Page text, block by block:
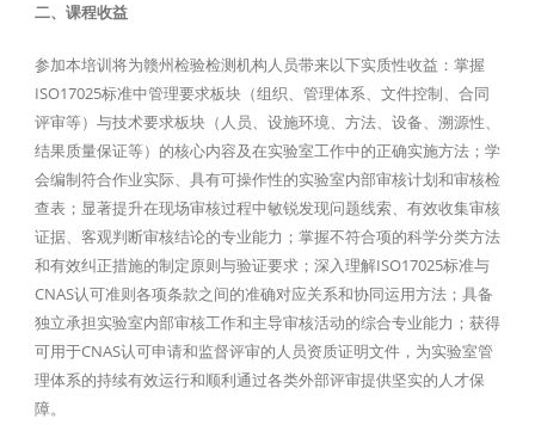
二、课程收益
参加本培训将为赣州检验检测机构人员带来以下实质性收益：掌握
ISO17025标准中管理要求板块（组织、管理体系、文件控制、合同
评审等）与技术要求板块（人员、设施环境、方法、设备、溯源性、
结果质量保证等）的核心内容及在实验室工作中的正确实施方法；学
会编制符合作业实际、具有可操作性的实验室内部审核计划和审核检
查表；显著提升在现场审核过程中敏锐发现问题线索、有效收集审核
证据、客观判断审核结论的专业能力；掌握不符合项的科学分类方法
和有效纠正措施的制定原则与验证要求；深入理解ISO17025标准与
CNAS认可准则各项条款之间的准确对应关系和协同运用方法；具备
独立承担实验室内部审核工作和主导审核活动的综合专业能力；获得
可用于CNAS认可申请和监督评审的人员资质证明文件，为实验室管
理体系的持续有效运行和顺利通过各类外部评审提供坚实的人才保
障。